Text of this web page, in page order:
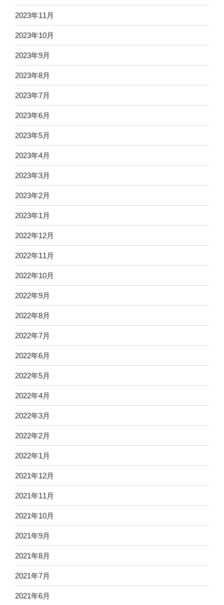
2023年11月
2023年10月
2023年9月
2023年8月
2023年7月
2023年6月
2023年5月
2023年4月
2023年3月
2023年2月
2023年1月
2022年12月
2022年11月
2022年10月
2022年9月
2022年8月
2022年7月
2022年6月
2022年5月
2022年4月
2022年3月
2022年2月
2022年1月
2021年12月
2021年11月
2021年10月
2021年9月
2021年8月
2021年7月
2021年6月